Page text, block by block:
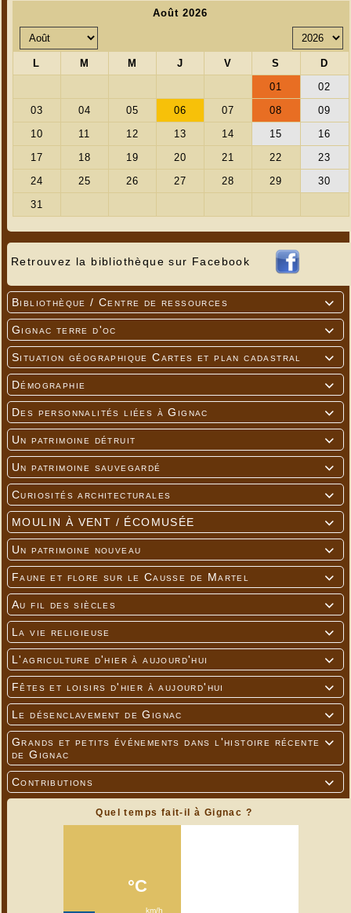
Retrouvez la bibliothèque sur Facebook

Bibliothèque / Centre de ressources

Gignac terre d'oc

Situation géographique Cartes et plan cadastral

Démographie

Des personnalités liées à Gignac

Un patrimoine détruit

Un patrimoine sauvegardé

Curiosités architecturales

MOULIN À VENT / ÉCOMUSÉE

Un patrimoine nouveau

Faune et flore sur le Causse de Martel

Au fil des siècles

La vie religieuse

L'agriculture d'hier à aujourd'hui

Fêtes et loisirs d'hier à aujourd'hui

Le désenclavement de Gignac

Grands et petits événements dans l'histoire récente
de Gignac

Contributions
Quel temps fait-il à Gignac ?